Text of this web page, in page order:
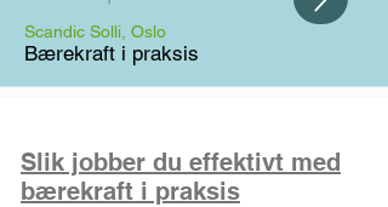
Scandic Solli, Oslo
Bærekraft i praksis
Slik jobber du effektivt med
bærekraft i praksis